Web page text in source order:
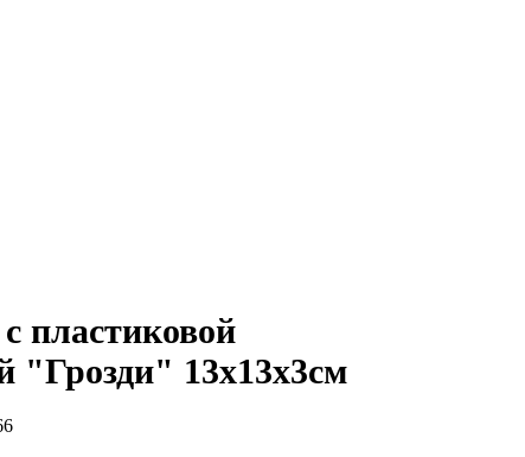
пластиковой
"Грозди" 13х13х3см